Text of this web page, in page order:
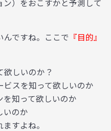
）をおこすかと予測して
ですね。ここで 『目的』
しいのか？
スを知って欲しいのか
知って欲しいのか
のか
すよね。